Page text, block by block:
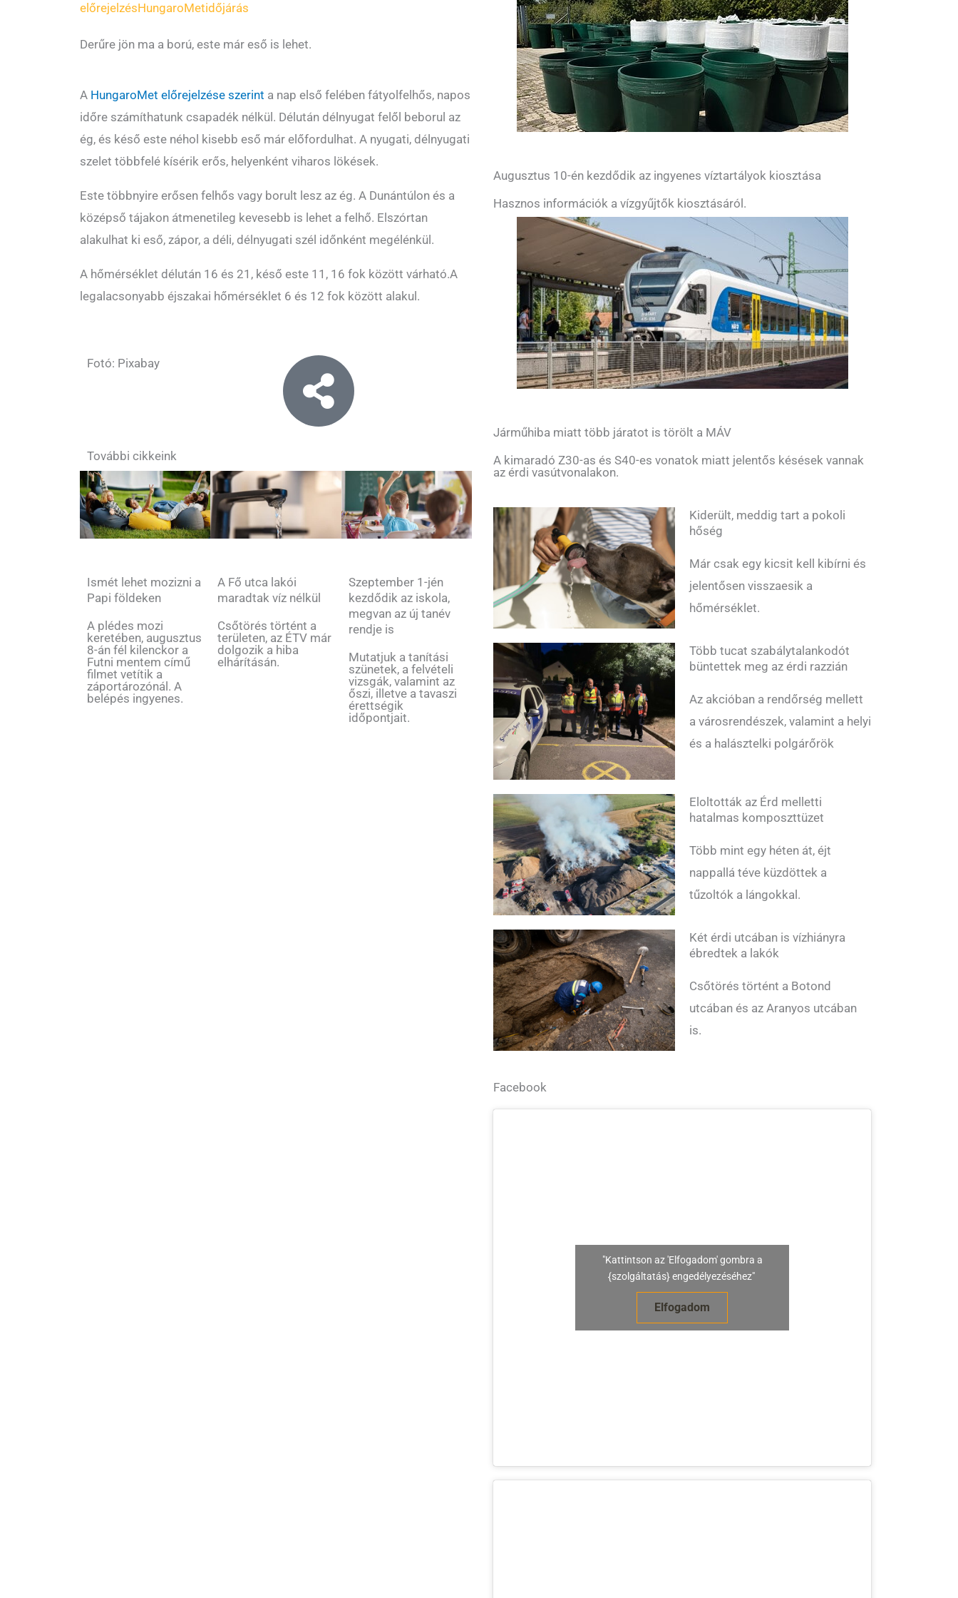
előrejelzésHungaroMetidőjárás
Derűre jön ma a ború, este már eső is lehet.
A HungaroMet előrejelzése szerint a nap első felében fátyolfelhős, napos
időre számíthatunk csapadék nélkül. Délután délnyugat felől beborul az
ég, és késő este néhol kisebb eső már előfordulhat. A nyugati, délnyugati
szelet többfelé kísérik erős, helyenként viharos lökések.
Este többnyire erősen felhős vagy borult lesz az ég. A Dunántúlon és a
középső tájakon átmenetileg kevesebb is lehet a felhő. Elszórtan
alakulhat ki eső, zápor, a déli, délnyugati szél időnként megélénkül.
A hőmérséklet délután 16 és 21, késő este 11, 16 fok között várható.A
legalacsonyabb éjszakai hőmérséklet 6 és 12 fok között alakul.
Fotó: Pixabay
További cikkeink
Ismét lehet mozizni a
Papi földeken
A plédes mozi
keretében, augusztus
8-án fél kilenckor a
Futni mentem című
filmet vetítik a
záportározónál. A
belépés ingyenes.
A Fő utca lakói
maradtak víz nélkül
Csőtörés történt a
területen, az ÉTV már
dolgozik a hiba
elhárításán.
Szeptember 1-jén
kezdődik az iskola,
megvan az új tanév
rendje is
Mutatjuk a tanítási
szünetek, a felvételi
vizsgák, valamint az
őszi, illetve a tavaszi
érettségik
időpontjait.
Augusztus 10-én kezdődik az ingyenes víztartályok kiosztása
Hasznos információk a vízgyűjtők kiosztásáról.
Járműhiba miatt több járatot is törölt a MÁV
A kimaradó Z30-as és S40-es vonatok miatt jelentős késések vannak
az érdi vasútvonalakon.
Kiderült, meddig tart a pokoli
hőség
Már csak egy kicsit kell kibírni és
jelentősen visszaesik a
hőmérséklet.
Több tucat szabálytalankodót
büntettek meg az érdi razzián
Az akcióban a rendőrség mellett
a városrendészek, valamint a helyi
és a halásztelki polgárőrök
Eloltották az Érd melletti
hatalmas komposzttüzet
Több mint egy héten át, éjt
nappallá téve küzdöttek a
tűzoltók a lángokkal.
Két érdi utcában is vízhiányra
ébredtek a lakók
Csőtörés történt a Botond
utcában és az Aranyos utcában
is.
Facebook
"Kattintson az 'Elfogadom' gombra a
{szolgáltatás} engedélyezéséhez"
Elfogadom